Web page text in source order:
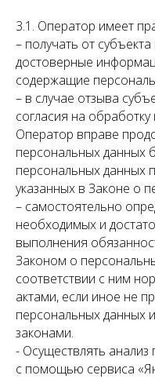
3.1. Оператор имеет
– получать от
достоверные
содержащие
– в случае отзыва
согласия на
Оператор вправе
персональных данных
персональных данных
указанных в Законе о
– самостоятельно
необходимых и
выполнения
Законом о
соответствии с ним
актами, если иное не
персональных данных
законами.
- Осуществлять анализ
с помощью сервиса